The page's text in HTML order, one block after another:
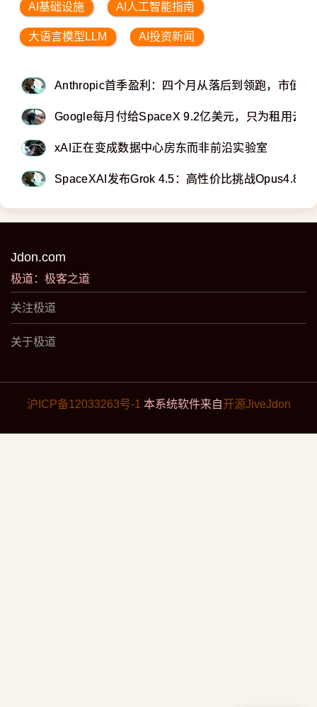
AI基础设施 AI人工智能指南
大语言模型LLM AI投资新闻
Anthropic首季盈利：四个月从落后到领跑，市值跃
Google每月付给SpaceX 9.2亿美元，只为租用云
xAI正在变成数据中心房东而非前沿实验室
SpaceXAI发布Grok 4.5：高性价比挑战Opus4.8
Jdon.com
极道：极客之道
关注极道
关于极道
沪ICP备12033263号-1 本系统软件来自开源JiveJdon